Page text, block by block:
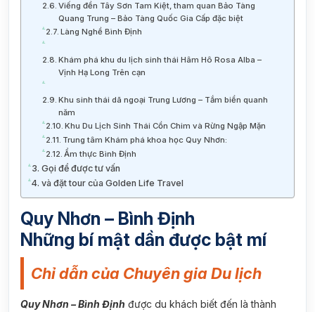
Viếng đền Tây Sơn Tam Kiệt, tham quan Bảo Tàng
Quang Trung – Bảo Tàng Quốc Gia Cấp đặc biệt
Làng Nghề Bình Định
Khám phá khu du lịch sinh thái Hâm Hô Rosa Alba –
Vịnh Hạ Long Trên cạn
Khu sinh thái dã ngoại Trung Lương – Tắm biển quanh
năm
Khu Du Lịch Sinh Thái Cồn Chim và Rừng Ngập Mặn
Trung tâm Khám phá khoa học Quy Nhơn:
Ẩm thực Bình Định
Gọi để được tư vấn
và đặt tour của Golden Life Travel
Quy Nhơn – Bình Định
Những bí mật dần được bật mí
Chỉ dẫn của Chuyên gia Du lịch
Quy Nhơn – Bình Định được du khách biết đến là thành